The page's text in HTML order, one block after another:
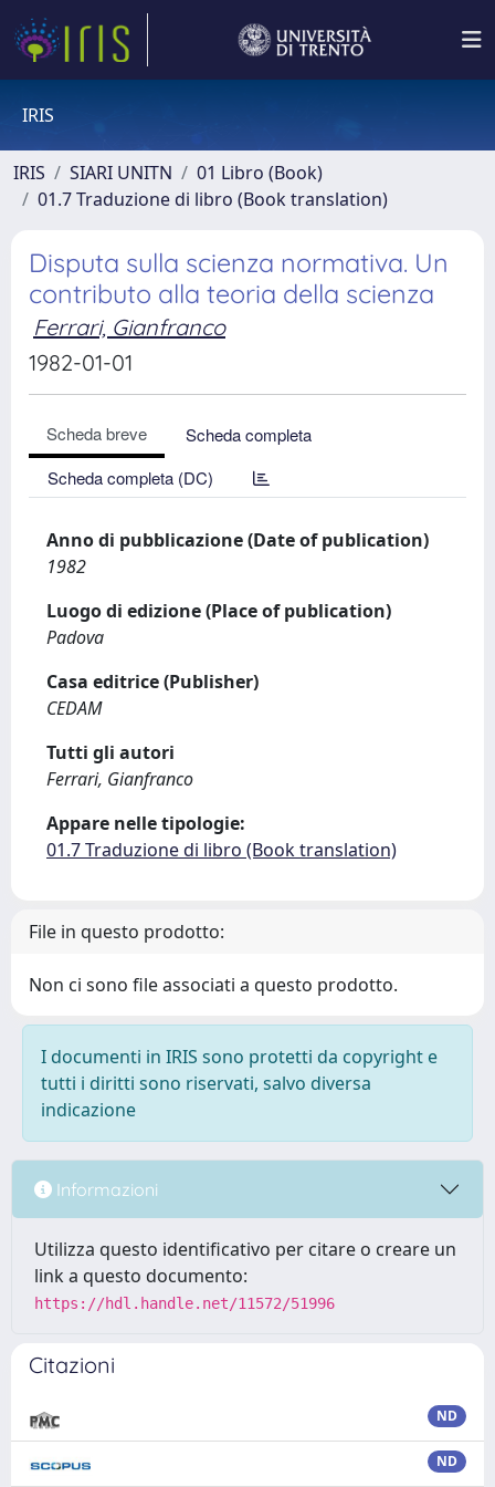
IRIS
IRIS SIARI UNITN
01 Libro (Book)
01.7 Traduzione di libro (Book translation)
Disputa sulla scienza normativa. Un
contributo alla teoria della scienza
Ferrari, Gianfranco
1982-01-01
Scheda breve
Scheda completa
Scheda completa (DC)
Anno di pubblicazione (Date of publication)
1982
Luogo di edizione (Place of publication)
Padova
Casa editrice (Publisher)
CEDAM
Tutti gli autori
Ferrari, Gianfranco
Appare nelle tipologie:
01.7 Traduzione di libro (Book translation)
File in questo prodotto:
Non ci sono file associati a questo prodotto.
I documenti in IRIS sono protetti da copyright e
tutti i diritti sono riservati, salvo diversa
indicazione
Informazioni
Utilizza questo identificativo per citare o creare un
link a questo documento:
https://hdl.handle.net/11572/51996
Citazioni
ND
ND